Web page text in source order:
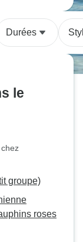
Durées
le
groupe)
roses